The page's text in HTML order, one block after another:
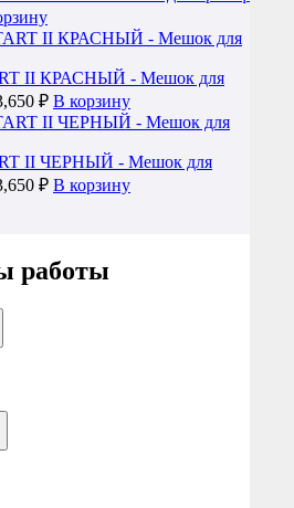
II КРАСНЫЙ - Мешок для
₽ В корзину
II ЧЕРНЫЙ - Мешок для
₽ В корзину
работы